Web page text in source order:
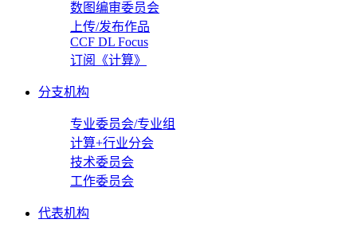
数图编审委员会
上传/发布作品
CCF DL Focus
订阅《计算》
分支机构
专业委员会/专业组
计算+行业分会
技术委员会
工作委员会
代表机构